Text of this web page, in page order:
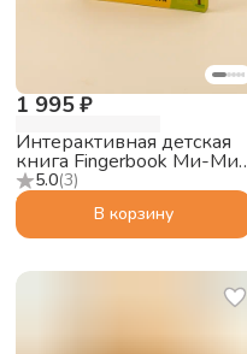
5.0(3)
1 995 ₽
Интерактивная детская
книга Fingerbook Ми-Ми-
Мишки
В корзину